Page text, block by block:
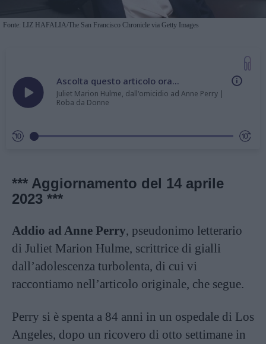
Fonte: LIZ HAFALIA/The San Francisco Chronicle via Getty Images
Ascolta questo articolo ora...
Juliet Marion Hulme, dall'omicidio ad Anne Perry |
Roba da Donne
*** Aggiornamento del 14 aprile
2023 ***
Addio ad Anne Perry, pseudonimo letterario
di Juliet Marion Hulme, scrittrice di gialli
dall’adolescenza turbolenta, di cui vi
raccontiamo nell’articolo originale, che segue.
Perry si è spenta a 84 anni in un ospedale di Los
Angeles, dopo un ricovero di otto settimane in